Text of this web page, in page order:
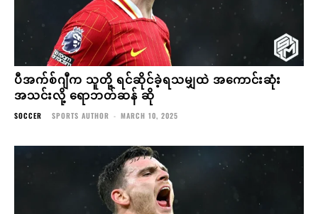
ပီအက်စ်ဂျီက သူတို့ ရင်ဆိုင်ခဲ့ရသမျှထဲ အကောင်းဆုံး
အသင်းလို့ ရောဘတ်ဆန် ဆို
SOCCER SPORTS AUTHOR - MARCH 10, 2025